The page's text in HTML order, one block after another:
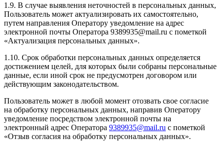
1.9. В случае выявления неточностей в персональных данных,
Пользователь может актуализировать их самостоятельно,
путем направления Оператору уведомление на адрес
электронной почты Оператора 9389935@mail.ru с пометкой
«Актуализация персональных данных».
1.10. Срок обработки персональных данных определяется
достижением целей, для которых были собраны персональные
данные, если иной срок не предусмотрен договором или
действующим законодательством.
Пользователь может в любой момент отозвать свое согласие
на обработку персональных данных, направив Оператору
уведомление посредством электронной почты на
электронный адрес Оператора 9389935@mail.ru с пометкой
«Отзыв согласия на обработку персональных данных».